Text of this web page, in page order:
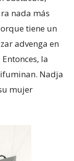
nada más
tiene un
advenga en
la
Nadja
mujer